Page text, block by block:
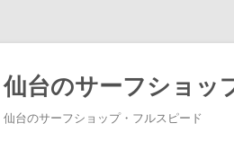
仙台のサーフショッ
仙台のサーフショップ・フルスピード